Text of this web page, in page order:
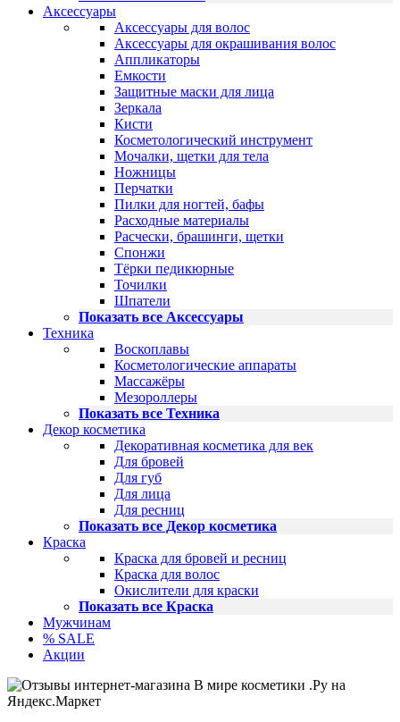
Аксессуары
Аксессуары для волос
Аксессуары для окрашивания волос
Аппликаторы
Емкости
Защитные маски для лица
Зеркала
Кисти
Косметологический инструмент
Мочалки, щетки для тела
Ножницы
Перчатки
Пилки для ногтей, бафы
Расходные материалы
Расчески, брашинги, щетки
Спонжи
Тёрки педикюрные
Точилки
Шпатели
Показать все Аксессуары
Техника
Воскоплавы
Косметологические аппараты
Массажёры
Мезороллеры
Показать все Техника
Декор косметика
Декоративная косметика для век
Для бровей
Для губ
Для лица
Для ресниц
Показать все Декор косметика
Краска
Краска для бровей и ресниц
Краска для волос
Окислители для краски
Показать все Краска
Мужчинам
% SALE
Акции